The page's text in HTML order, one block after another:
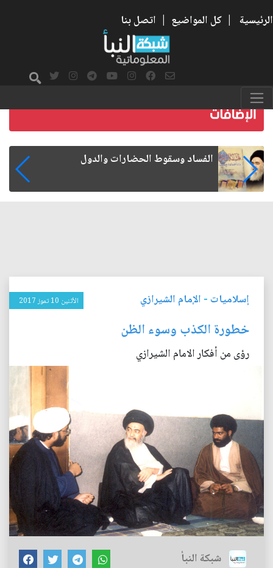
الرئيسية | كل المواضيع | اتصل بنا
رواتب الموظفين على صفيح ساخن
إسلاميات - الإمام الشيرازي الأثنين 10 تموز 2017
خطورة الكذب وسوء الظن
رؤى من أفكار الامام الشيرازي
شبكة النبأ